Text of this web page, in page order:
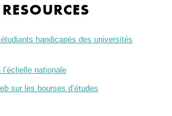
handicapés des universités
nationale
sur les bourses d’études